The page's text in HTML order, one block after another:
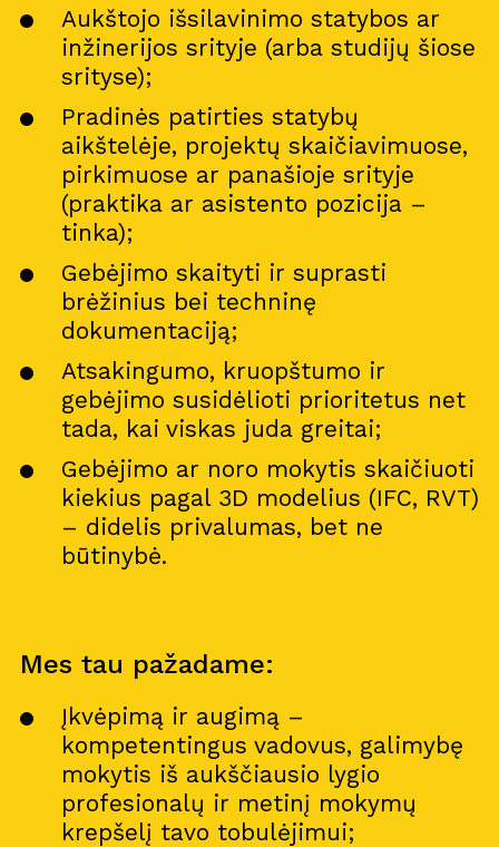
Aukštojo išsilavinimo statybos ar
inžinerijos srityje (arba studijų šiose
srityse);
Pradinės patirties statybų
aikštelėje, projektų skaičiavimuose,
pirkimuose ar panašioje srityje
(praktika ar asistento pozicija –
tinka);
Gebėjimo skaityti ir suprasti
brėžinius bei techninę
dokumentaciją;
Atsakingumo, kruopštumo ir
gebėjimo susidėlioti prioritetus net
tada, kai viskas juda greitai;
Gebėjimo ar noro mokytis skaičiuoti
kiekius pagal 3D modelius (IFC, RVT)
– didelis privalumas, bet ne
būtinybė.
Mes tau pažadame:
Įkvėpimą ir augimą –
kompetentingus vadovus, galimybę
mokytis iš aukščiausio lygio
profesionalų ir metinį mokymų
krepšelį tavo tobulėjimui;